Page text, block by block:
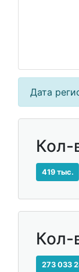
Дата
Кол-
419 тыс.
Кол-
273 033